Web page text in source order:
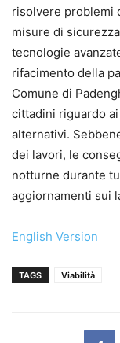
risolvere problemi
misure di
tecnologie
rifacimento della
Comune di
cittadini riguardo
alternativi.
dei lavori, le
notturne durante
aggiornamenti sui
English Version
TAGS Viabilità